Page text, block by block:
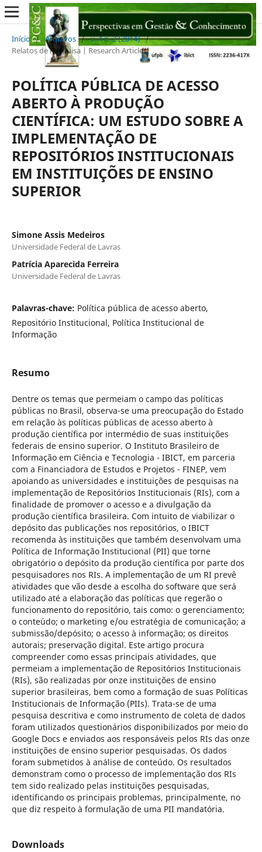
Início / Arquivos / v. 4 n. 2 (2014) /
Relatos de Pesquisa | Research Articles
POLÍTICA PÚBLICA DE ACESSO
ABERTO À PRODUÇÃO
CIENTÍFICA: UM ESTUDO SOBRE A
IMPLEMENTAÇÃO DE
REPOSITÓRIOS INSTITUCIONAIS
EM INSTITUIÇÕES DE ENSINO
SUPERIOR
Simone Assis Medeiros
Universidade Federal de Lavras
Patrícia Aparecida Ferreira
Universidade Federal de Lavras
Palavras-chave: Política pública de acesso aberto,
Repositório Institucional, Política Institucional de
Informação
Resumo
Dentre os temas que permeiam o campo das políticas
públicas no Brasil, observa-se uma preocupação do Estado
em relação às políticas públicas de acesso aberto à
produção científica por intermédio de suas instituições
federais de ensino superior. O Instituto Brasileiro de
Informação em Ciência e Tecnologia - IBICT, em parceria
com a Financiadora de Estudos e Projetos - FINEP, vem
apoiando as universidades e instituições de pesquisas na
implementação de Repositórios Institucionais (RIs), com a
finalidade de promover o acesso e a divulgação da
produção científica brasileira. Com intuito de viabilizar o
depósito das publicações nos repositórios, o IBICT
recomenda às instituições que também desenvolvam uma
Política de Informação Institucional (PII) que torne
obrigatório o depósito da produção científica por parte dos
pesquisadores nos RIs. A implementação de um RI prevê
atividades que vão desde a escolha do software que será
utilizado até a elaboração das políticas que regerão o
funcionamento do repositório, tais como: o gerenciamento;
o conteúdo; o marketing e/ou estratégia de comunicação; a
submissão/depósito; o acesso à informação; os direitos
autorais; preservação digital. Este artigo procura
compreender como essas principais atividades, que
permeiam a implementação de Repositórios Institucionais
(RIs), são realizadas por onze instituições de ensino
superior brasileiras, bem como a formação de suas Políticas
Institucionais de Informação (PIIs). Trata-se de uma
pesquisa descritiva e como instrumento de coleta de dados
foram utilizados questionários disponibilizados por meio do
Google Docs e enviados aos responsáveis pelos RIs das onze
instituições de ensino superior pesquisadas. Os dados
foram submetidos à análise de conteúdo. Os resultados
demonstram como o processo de implementação dos RIs
tem sido realizado pelas instituições pesquisadas,
identificando os principais problemas, principalmente, no
que diz respeito à formulação de uma PII mandatória.
Downloads